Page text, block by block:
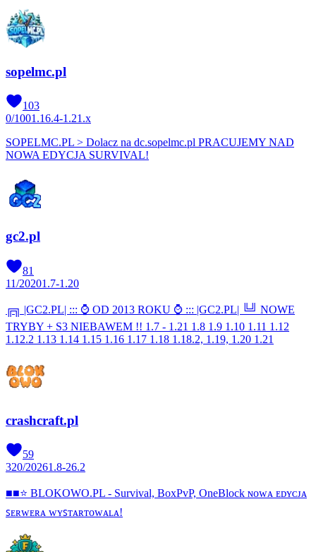
sopelmc.pl
103
0/1001.16.4-1.21.x
SOPELMC.PL > Dolacz na dc.sopelmc.pl PRACUJEMY NAD
NOWA EDYCJA SURVIVAL!
gc2.pl
81
11/20201.7-1.20
╔╗ |GC2.PL| ::: ⌚ OD 2013 ROKU ⌚ ::: |GC2.PL| ╚╝ NOWE
TRYBY + S3 NIEBAWEM !! 1.7 - 1.21 1.8 1.9 1.10 1.11 1.12
1.12.2 1.13 1.14 1.15 1.16 1.17 1.18 1.18.2, 1.19, 1.20 1.21
crashcraft.pl
59
320/20261.8-26.2
■■⭐ BLOKOWO.PL - Survival, BoxPvP, OneBlock ɴᴏᴡᴀ ᴇᴅʏᴄᴊᴀ
ꜱᴇʀᴡᴇʀᴀ ᴡʏꜱᴛᴀʀᴛᴏᴡᴀʟᴀ!